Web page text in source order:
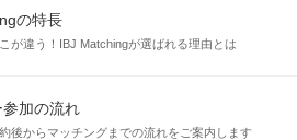
の特長
が違う！IBJ Matchingが選ばれる理由とは
加の流れ
後からマッチングまでの流れをご案内します